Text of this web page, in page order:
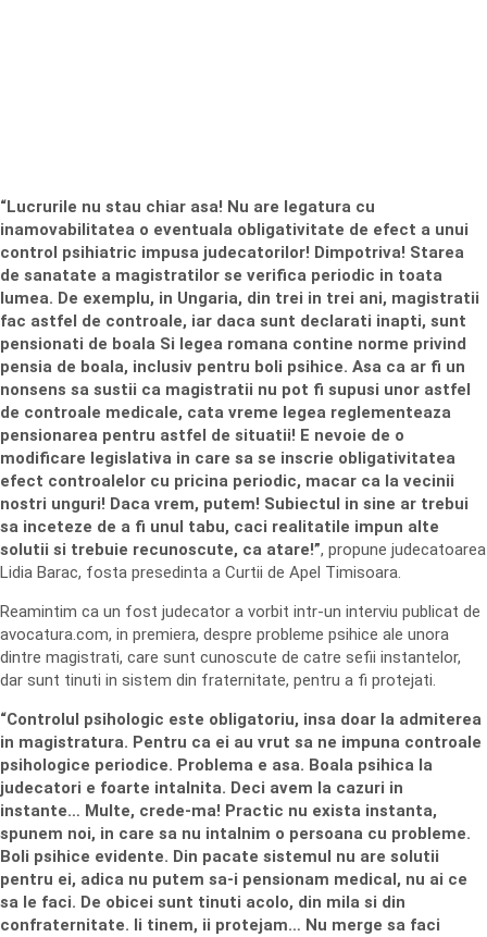
“Lucrurile nu stau chiar asa! Nu are legatura cu
inamovabilitatea o eventuala obligativitate de efect a unui
control psihiatric impusa judecatorilor! Dimpotriva! Starea
de sanatate a magistratilor se verifica periodic in toata
lumea. De exemplu, in Ungaria, din trei in trei ani, magistratii
fac astfel de controale, iar daca sunt declarati inapti, sunt
pensionati de boala Si legea romana contine norme privind
pensia de boala, inclusiv pentru boli psihice. Asa ca ar fi un
nonsens sa sustii ca magistratii nu pot fi supusi unor astfel
de controale medicale, cata vreme legea reglementeaza
pensionarea pentru astfel de situatii! E nevoie de o
modificare legislativa in care sa se inscrie obligativitatea
efect controalelor cu pricina periodic, macar ca la vecinii
nostri unguri! Daca vrem, putem! Subiectul in sine ar trebui
sa inceteze de a fi unul tabu, caci realitatile impun alte
solutii si trebuie recunoscute, ca atare!”, propune judecatoarea
Lidia Barac, fosta presedinta a Curtii de Apel Timisoara.
Reamintim ca un fost judecator a vorbit intr-un interviu publicat de
avocatura.com, in premiera, despre probleme psihice ale unora
dintre magistrati, care sunt cunoscute de catre sefii instantelor,
dar sunt tinuti in sistem din fraternitate, pentru a fi protejati.
“Controlul psihologic este obligatoriu, insa doar la admiterea
in magistratura. Pentru ca ei au vrut sa ne impuna controale
psihologice periodice. Problema e asa. Boala psihica la
judecatori e foarte intalnita. Deci avem la cazuri in
instante… Multe, crede-ma! Practic nu exista instanta,
spunem noi, in care sa nu intalnim o persoana cu probleme.
Boli psihice evidente. Din pacate sistemul nu are solutii
pentru ei, adica nu putem sa-i pensionam medical, nu ai ce
sa le faci. De obicei sunt tinuti acolo, din mila si din
confraternitate. Ii tinem, ii protejam… Nu merge sa faci